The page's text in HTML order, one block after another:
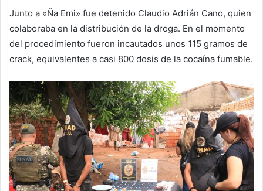
Junto a «Ña Emi» fue detenido Claudio Adrián Cano, quien
colaboraba en la distribución de la droga. En el momento
del procedimiento fueron incautados unos 115 gramos de
crack, equivalentes a casi 800 dosis de la cocaína fumable.